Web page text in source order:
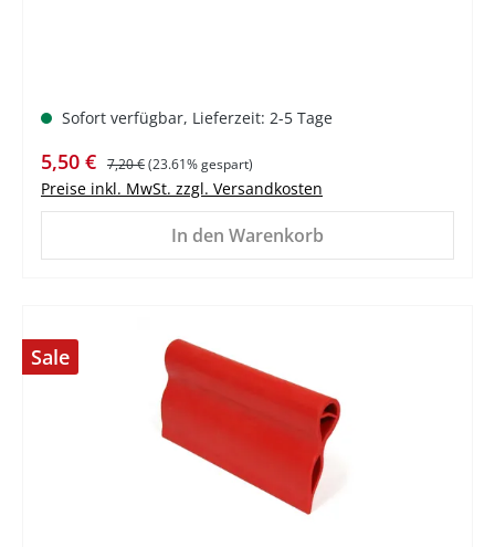
Sofort verfügbar, Lieferzeit: 2-5 Tage
Verkaufspreis:
5,50 € Regulärer Preis:
7,20 €(23.61% gespart)
Preise inkl. MwSt. zzgl. Versandkosten
In den Warenkorb
Sale